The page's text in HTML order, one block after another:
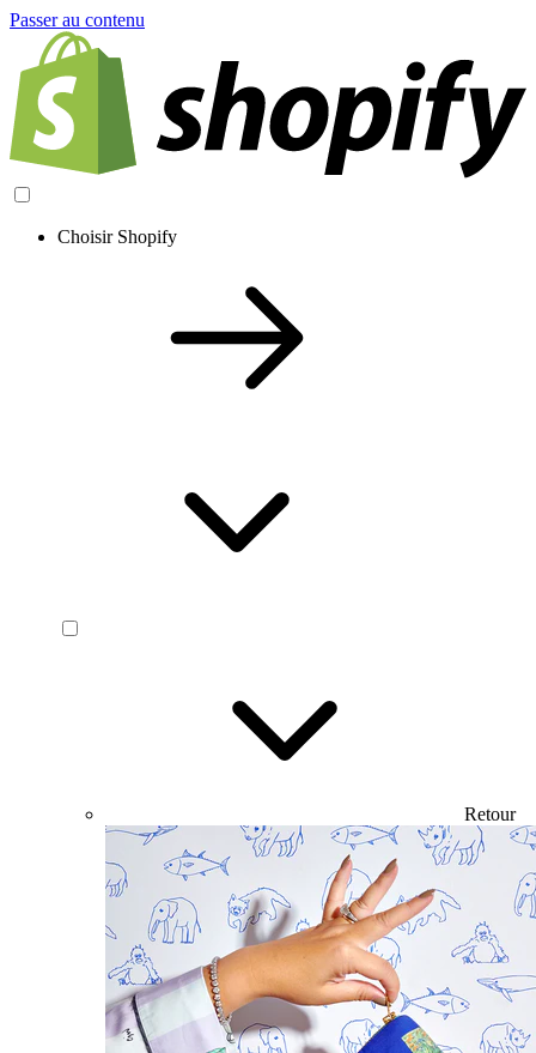
Passer au contenu
Choisir Shopify
Retour